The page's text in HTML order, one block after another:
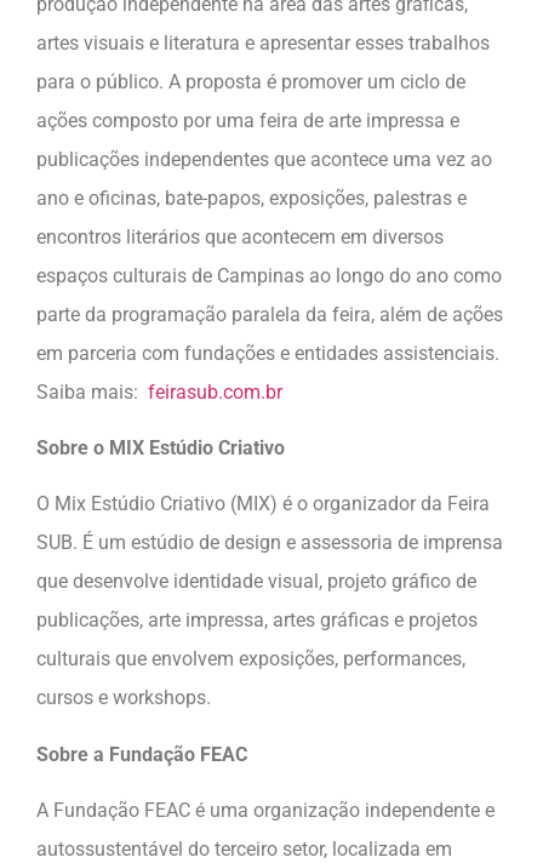
artes visuais e literatura e apresentar esses trabalhos
para o público. A proposta é promover um ciclo de
ações composto por uma feira de arte impressa e
publicações independentes que acontece uma vez ao
ano e oficinas, bate-papos, exposições, palestras e
encontros literários que acontecem em diversos
espaços culturais de Campinas ao longo do ano como
parte da programação paralela da feira, além de ações
em parceria com fundações e entidades assistenciais.
Saiba mais: feirasub.com.br
Sobre o MIX Estúdio Criativo
O Mix Estúdio Criativo (MIX) é o organizador da Feira
SUB. É um estúdio de design e assessoria de imprensa
que desenvolve identidade visual, projeto gráfico de
publicações, arte impressa, artes gráficas e projetos
culturais que envolvem exposições, performances,
cursos e workshops.
Sobre a Fundação FEAC
A Fundação FEAC é uma organização independente e
autossustentável do terceiro setor, localizada em